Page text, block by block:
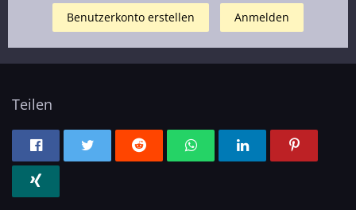
Benutzerkonto erstellen Anmelden
Teilen